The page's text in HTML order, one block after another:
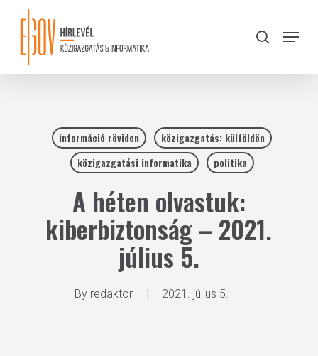
content
search
Menu
információ röviden
közigazgatás: külföldön
közigazgatási informatika
politika
A héten olvastuk:
kiberbiztonság – 2021.
július 5.
By redaktor 2021. július 5.
Close